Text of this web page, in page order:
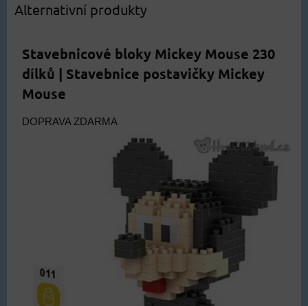
Alternativní produkty
Stavebnicové bloky Mickey Mouse 230
dílků | Stavebnice postavičky Mickey
Mouse
DOPRAVA ZDARMA